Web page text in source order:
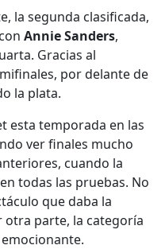
la segunda clasificada,
Annie Sanders,
Gracias al
por delante de
la plata.
esta temporada en las
ver finales mucho
cuando la
todas las pruebas. No
que daba la
parte, la categoría